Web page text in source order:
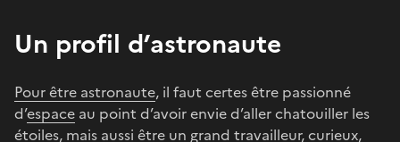
Un profil d’astronaute
Pour être astronaute, il faut certes être passionné
d’espace au point d’avoir envie d’aller chatouiller les
étoiles, mais aussi être un grand travailleur, curieux,